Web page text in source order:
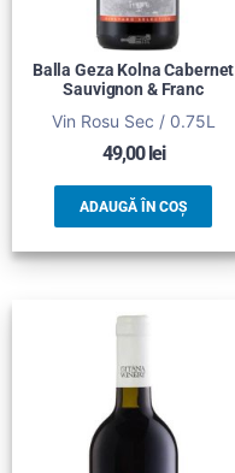
Balla Geza Kolna Cabernet
Sauvignon & Franc
Vin Rosu Sec / 0.75L
49,00lei
ADAUGĂ ÎN COȘ